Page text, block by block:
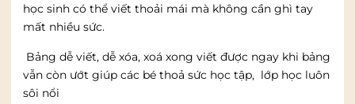
học sinh có thể viết thoải mái mà không cần ghì tay
mất nhiều sức.
Bảng dễ viết, dễ xóa, xoá xong viết được ngay khi bảng
vẫn còn ướt giúp các bé thoả sức học tập, lớp học luôn
sôi nổi